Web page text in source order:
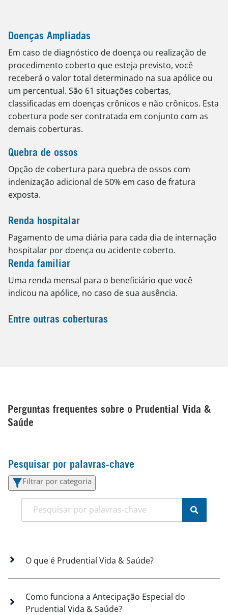
Doenças Ampliadas
Em caso de diagnóstico de doença ou realização de
procedimento coberto que esteja previsto, você
receberá o valor total determinado na sua apólice ou
um percentual. São 61 situações cobertas,
classificadas em doenças crônicos e não crônicos. Esta
cobertura pode ser contratada em conjunto com as
demais coberturas.
Quebra de ossos
Opção de cobertura para quebra de ossos com
indenização adicional de 50% em caso de fratura
exposta.
Renda hospitalar
Pagamento de uma diária para cada dia de internação
hospitalar por doença ou acidente coberto.
Renda familiar
Uma renda mensal para o beneficiário que você
indicou na apólice, no caso de sua ausência.
Entre outras coberturas
Perguntas frequentes sobre o Prudential Vida &
Saúde
Pesquisar por palavras-chave
Filtrar por categoria
O que é Prudential Vida & Saúde?
Como funciona a Antecipação Especial do
Prudential Vida & Saúde?